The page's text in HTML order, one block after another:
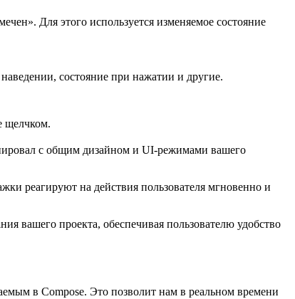
Для этого используется изменяемое состояние
состояние при нажатии и другие.
щелчком.
с общим дизайном и UI-режимами вашего
реагируют на действия пользователя мгновенно и
вашего проекта, обеспечивая пользователю удобство
в Compose. Это позволит нам в реальном времени